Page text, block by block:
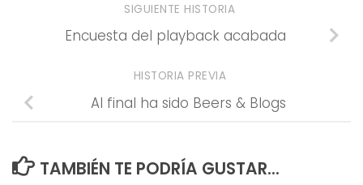
SIGUIENTE HISTORIA
Encuesta del playback acabada
HISTORIA PREVIA
Al final ha sido Beers & Blogs
TAMBIÉN TE PODRÍA GUSTAR...